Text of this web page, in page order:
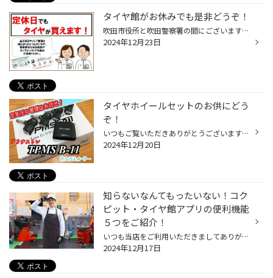
タイヤ館がお休みでも是非どうぞ！
吹田市役所と吹田警察署の間にございますタイヤ館吹田のホームぺージをご覧頂き有難うございます！ 今週は定休日の12/24(火) にお休み頂戴致します。 ご来店いただく際はご注意下さい。 さて、少しの間タイヤ館は休みなのですが… ご安心ください！ 定休日中でもオンラインでタイヤをご購入頂けます...
2024年12月23日
タイヤホイールセットのお供にどう
ぞ！
いつもご覧いただきありがとうございます！ 吹田市役所様と吹田警察署様の間にございます、タイヤ館吹田店でございます！ いつも乗っているお車、空気圧ってしっかり見られてますか？ 「ガソリン入れる時」だったり、「タイヤ館で窒素ガス入れてます！」って方も多いかと。 ただし、定期的に空気圧...
2024年12月20日
知らないなんてもったいない！コク
ピット・タイヤ館アプリの便利機能
５つをご紹介！
いつも当店をご利用いただきましてありがとうございます。 コクピット・タイヤ館には、 お客様が、これからも便利に利用いただけるように、 便利な機能を搭載しているコクピット・タイヤ館アプリがあるのをご存じでしょうか。 当店をご利用いただいているお客様へは、ご来店いただいた際にご紹介さ...
2024年12月17日